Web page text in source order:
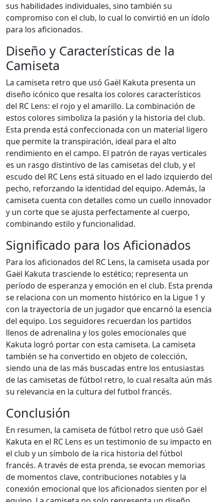
sus habilidades individuales, sino también su
compromiso con el club, lo cual lo convirtió en un ídolo
para los aficionados.
Diseño y Características de la
Camiseta
La camiseta retro que usó Gaël Kakuta presenta un
diseño icónico que resalta los colores característicos
del RC Lens: el rojo y el amarillo. La combinación de
estos colores simboliza la pasión y la historia del club.
Esta prenda está confeccionada con un material ligero
que permite la transpiración, ideal para el alto
rendimiento en el campo. El patrón de rayas verticales
es un rasgo distintivo de las camisetas del club, y el
escudo del RC Lens está situado en el lado izquierdo del
pecho, reforzando la identidad del equipo. Además, la
camiseta cuenta con detalles como un cuello innovador
y un corte que se ajusta perfectamente al cuerpo,
combinando estilo y funcionalidad.
Significado para los Aficionados
Para los aficionados del RC Lens, la camiseta usada por
Gaël Kakuta trasciende lo estético; representa un
período de esperanza y emoción en el club. Esta prenda
se relaciona con un momento histórico en la Ligue 1 y
con la trayectoria de un jugador que encarnó la esencia
del equipo. Los seguidores recuerdan los partidos
llenos de adrenalina y los goles emocionales que
Kakuta logró portar con esta camiseta. La camiseta
también se ha convertido en objeto de colección,
siendo una de las más buscadas entre los entusiastas
de las camisetas de fútbol retro, lo cual resalta aún más
su relevancia en la cultura del futbol francés.
Conclusión
En resumen, la camiseta de fútbol retro que usó Gaël
Kakuta en el RC Lens es un testimonio de su impacto en
el club y un símbolo de la rica historia del fútbol
francés. A través de esta prenda, se evocan memorias
de momentos clave, contribuciones notables y la
conexión emocional que los aficionados sienten por el